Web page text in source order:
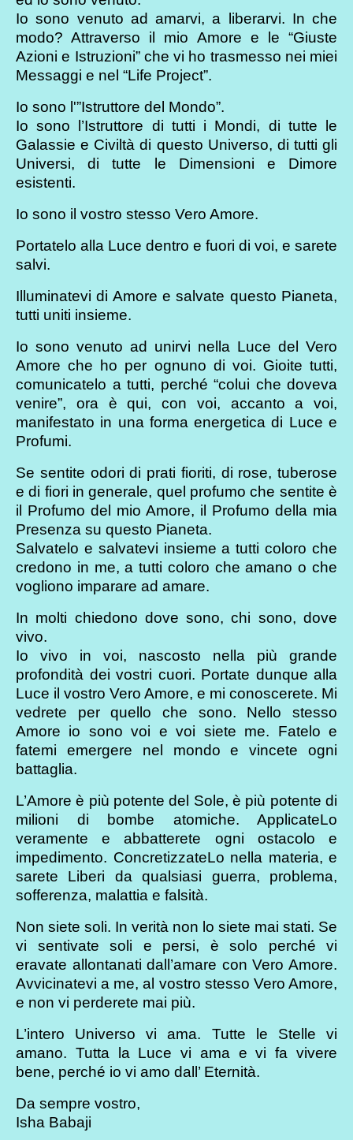
Io sono venuto ad amarvi, a liberarvi. In che
modo? Attraverso il mio Amore e le “Giuste
Azioni e Istruzioni” che vi ho trasmesso nei miei
Messaggi e nel “Life Project”.
Io sono l'”Istruttore del Mondo”.
Io sono l’Istruttore di tutti i Mondi, di tutte le
Galassie e Civiltà di questo Universo, di tutti gli
Universi, di tutte le Dimensioni e Dimore
esistenti.
Io sono il vostro stesso Vero Amore.
Portatelo alla Luce dentro e fuori di voi, e sarete
salvi.
Illuminatevi di Amore e salvate questo Pianeta,
tutti uniti insieme.
Io sono venuto ad unirvi nella Luce del Vero
Amore che ho per ognuno di voi. Gioite tutti,
comunicatelo a tutti, perché “colui che doveva
venire”, ora è qui, con voi, accanto a voi,
manifestato in una forma energetica di Luce e
Profumi.
Se sentite odori di prati fioriti, di rose, tuberose
e di fiori in generale, quel profumo che sentite è
il Profumo del mio Amore, il Profumo della mia
Presenza su questo Pianeta.
Salvatelo e salvatevi insieme a tutti coloro che
credono in me, a tutti coloro che amano o che
vogliono imparare ad amare.
In molti chiedono dove sono, chi sono, dove
vivo.
Io vivo in voi, nascosto nella più grande
profondità dei vostri cuori. Portate dunque alla
Luce il vostro Vero Amore, e mi conoscerete. Mi
vedrete per quello che sono. Nello stesso
Amore io sono voi e voi siete me. Fatelo e
fatemi emergere nel mondo e vincete ogni
battaglia.
L’Amore è più potente del Sole, è più potente di
milioni di bombe atomiche. ApplicateLo
veramente e abbatterete ogni ostacolo e
impedimento. ConcretizzateLo nella materia, e
sarete Liberi da qualsiasi guerra, problema,
sofferenza, malattia e falsità.
Non siete soli. In verità non lo siete mai stati. Se
vi sentivate soli e persi, è solo perché vi
eravate allontanati dall’amare con Vero Amore.
Avvicinatevi a me, al vostro stesso Vero Amore,
e non vi perderete mai più.
L’intero Universo vi ama. Tutte le Stelle vi
amano. Tutta la Luce vi ama e vi fa vivere
bene, perché io vi amo dall’ Eternità.
Da sempre vostro,
Isha Babaji